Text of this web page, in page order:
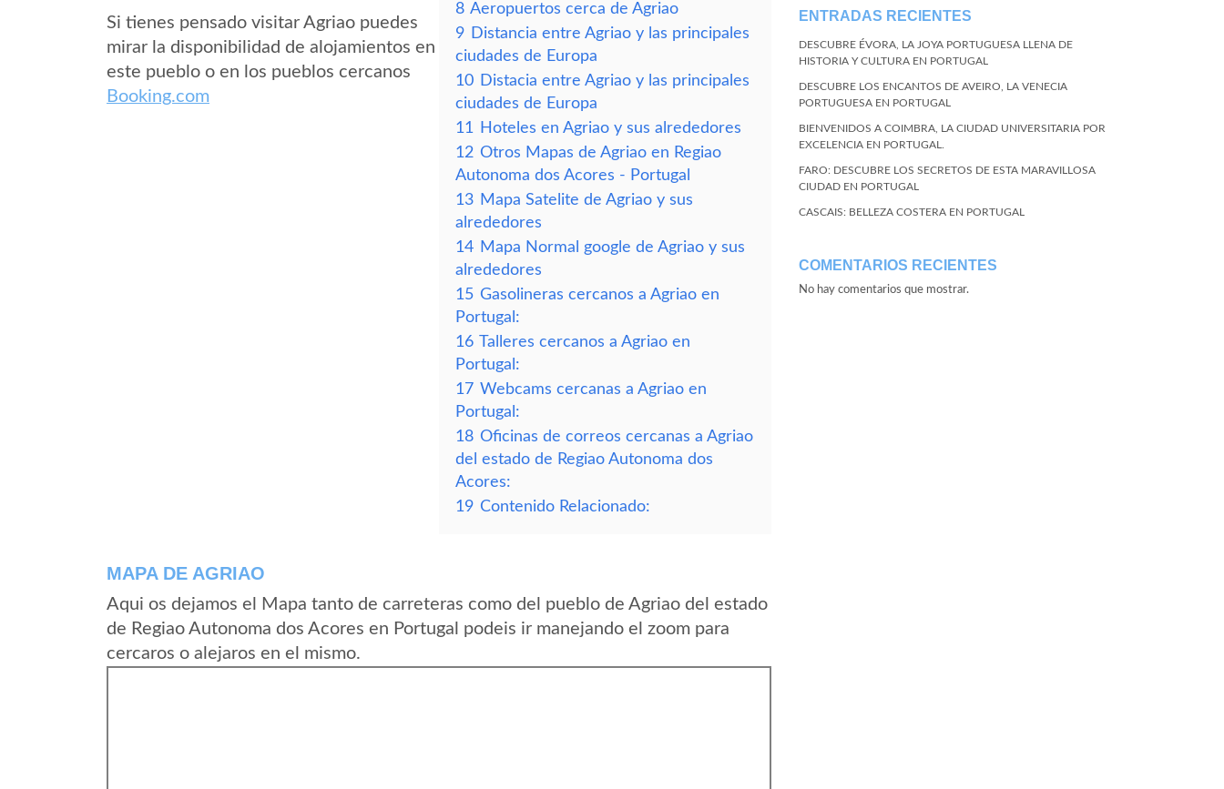
Si tienes pensado visitar Agriao puedes
mirar la disponibilidad de alojamientos en
este pueblo o en los pueblos cercanos
Booking.com
8 Aeropuertos cerca de Agriao
9 Distancia entre Agriao y las principales
ciudades de Europa
10 Distacia entre Agriao y las principales
ciudades de Europa
11
Hoteles en Agriao y sus alrededores
12 Otros Mapas de Agriao en Regiao
Autonoma dos Acores - Portugal
13 Mapa Satelite de Agriao y sus
alrededores
14 Mapa Normal google de Agriao y sus
alrededores
15 Gasolineras cercanos a Agriao en
Portugal:
16 Talleres cercanos a Agriao en
Portugal:
17 Webcams cercanas a Agriao en
Portugal:
18 Oficinas de correos cercanas a Agriao
del estado de Regiao Autonoma dos
Acores:
19 Contenido Relacionado:
MAPA DE AGRIAO
Aqui os dejamos el Mapa tanto de carreteras como del pueblo de Agriao del estado
de Regiao Autonoma dos Acores en Portugal podeis ir manejando el zoom para
cercaros o alejaros en el mismo.
ENTRADAS RECIENTES
DESCUBRE ÉVORA, LA JOYA PORTUGUESA LLENA DE
HISTORIA Y CULTURA EN PORTUGAL
DESCUBRE LOS ENCANTOS DE AVEIRO, LA VENECIA
PORTUGUESA EN PORTUGAL
BIENVENIDOS A COIMBRA, LA CIUDAD UNIVERSITARIA POR
EXCELENCIA EN PORTUGAL.
FARO: DESCUBRE LOS SECRETOS DE ESTA MARAVILLOSA
CIUDAD EN PORTUGAL
CASCAIS: BELLEZA COSTERA EN PORTUGAL
COMENTARIOS RECIENTES
No hay comentarios que mostrar.